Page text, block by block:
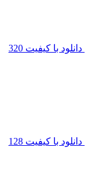
دانلود با کیفیت 320
دانلود با کیفیت 128